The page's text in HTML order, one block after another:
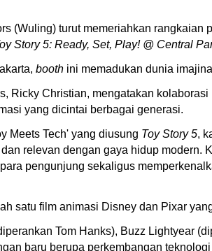
(Wuling) turut memeriahkan rangkaian
Story 5: Ready, Set, Play! @ Central
booth ini memadukan dunia
Ricky Christian, mengatakan
yang dicintai berbagai generasi.
Meets Tech' yang diusung Toy Story 5,
relevan dengan gaya hidup
pengunjung sekaligus
satu film animasi Disney dan Pixar
Tom Hanks), Buzz Lightyear
baru berupa perkembangan